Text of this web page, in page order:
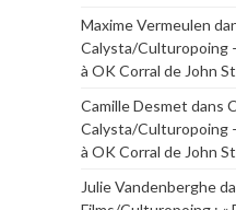
Maxime Vermeulen
Calysta/Culturopoing
à OK Corral de John
Camille Desmet dans
Calysta/Culturopoing
à OK Corral de John
Julie Vandenberghe